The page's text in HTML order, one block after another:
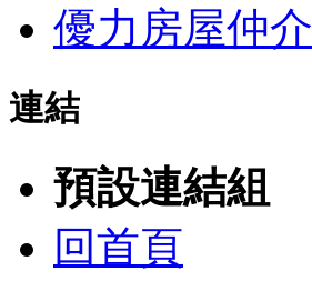
優力房屋仲介
連結
預設連結組
回首頁